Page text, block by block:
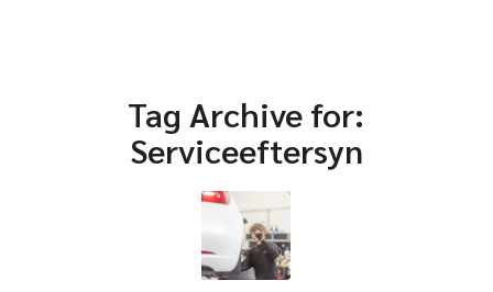
Tag Archive for:
Serviceeftersyn